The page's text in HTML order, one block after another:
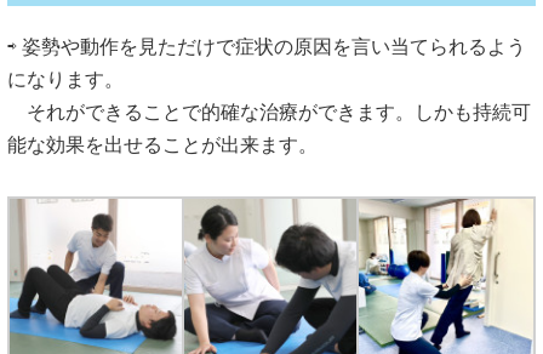
⇨ 姿勢や動作を見ただけで症状の原因を言い当てられるよう
になります。
それができることで的確な治療ができます。しかも持続可
能な効果を出せることが出来ます。